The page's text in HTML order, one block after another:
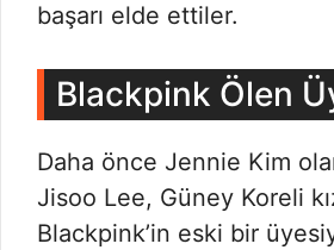
başarı elde ettiler.
Blackpink Ölen
Daha önce Jennie Kim
Jisoo Lee, Güney Koreli
Blackpink’in eski bir